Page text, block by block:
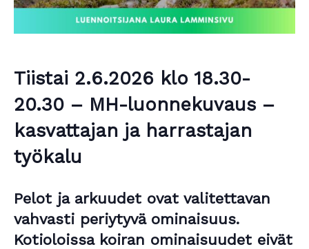
Tiistai 2.6.2026 klo 18.30-
20.30 – MH-luonnekuvaus –
kasvattajan ja harrastajan
työkalu
Pelot ja arkuudet ovat valitettavan
vahvasti periytyvä ominaisuus.
Kotioloissa koiran ominaisuudet eivät